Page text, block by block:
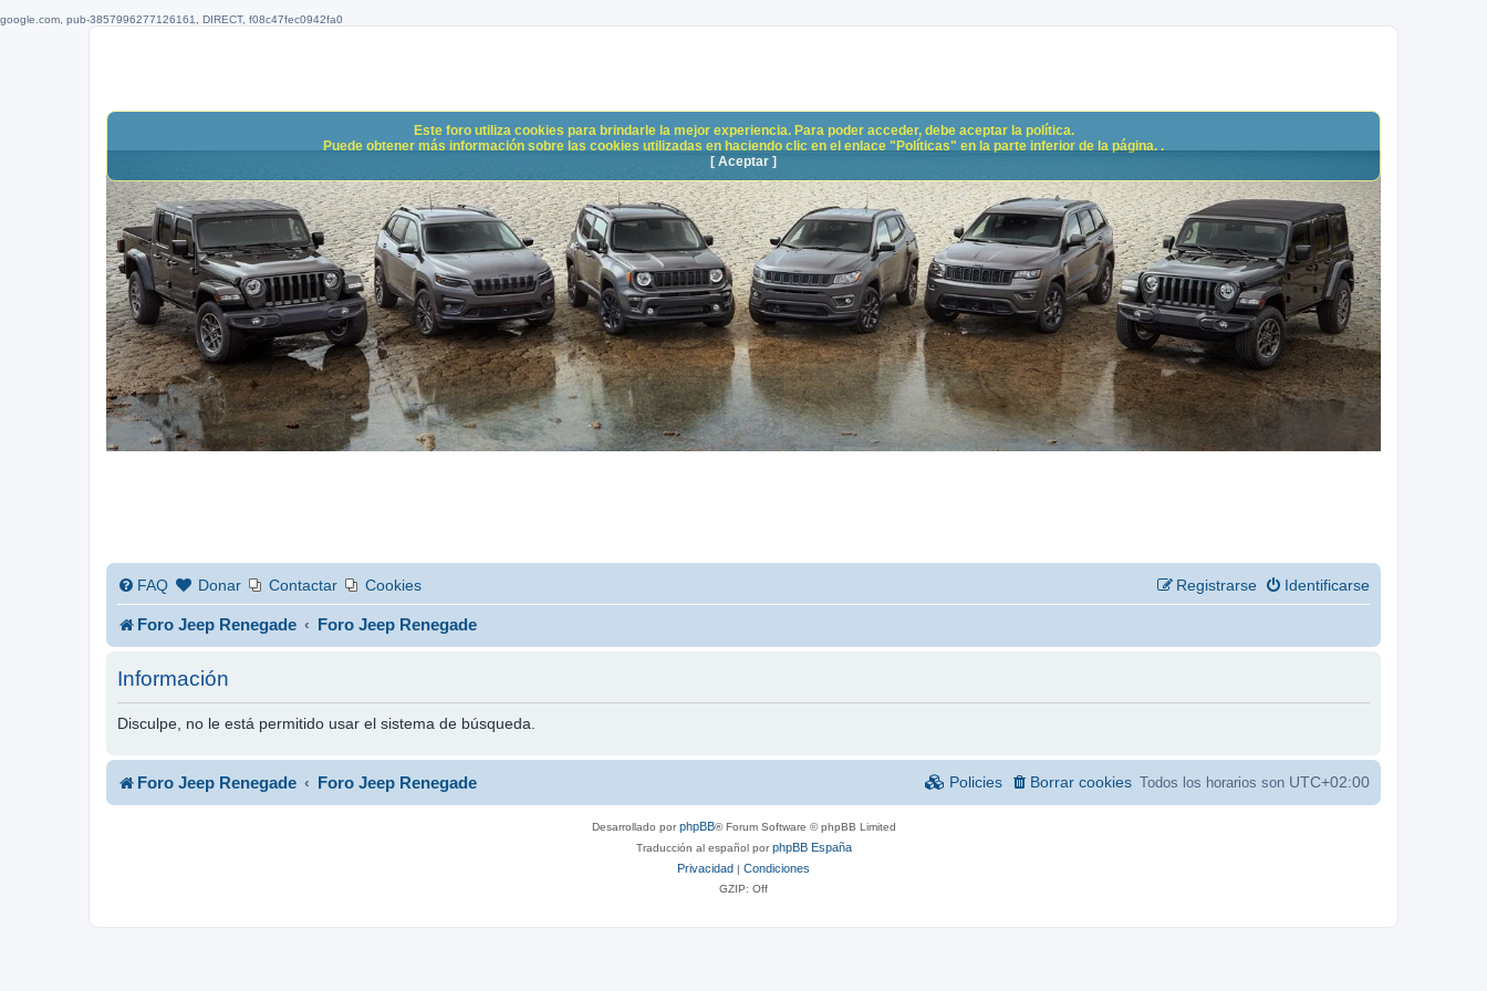
google.com, pub-3857996277126161, DIRECT, f08c47fec0942fa0
FAQ Donar Contactar Cookies Identificarse
Registrarse
Foro Jeep Renegade Foro Jeep Renegade
Información
Disculpe, no le está permitido usar el sistema de búsqueda.
Este foro utiliza cookies para brindarle la mejor experiencia. Para poder acceder, debe aceptar la política.
Puede obtener más información sobre las cookies utilizadas en haciendo clic en el enlace "Políticas" en la parte inferior de la página. .
[ Aceptar ]
Foro Jeep Renegade Foro Jeep Renegade Todos los horarios son UTC+02:00
Borrar cookies
Policies
Desarrollado porphpBB® Forum Software © phpBB Limited
Traducción al español porphpBB España
Privacidad | Condiciones
GZIP: Off